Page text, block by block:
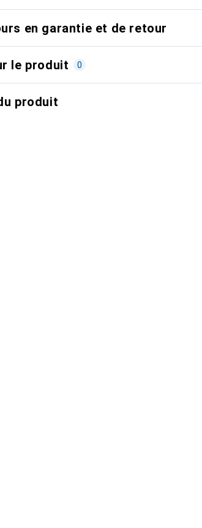
en garantie et de retour
le produit 0
produit